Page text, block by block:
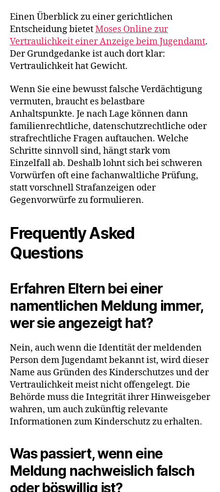
Einen Überblick zu einer gerichtlichen
Entscheidung bietetMoses Online zur
Vertraulichkeit einer Anzeige beim Jugendamt.
Der Grundgedanke ist auch dort klar:
Vertraulichkeit hat Gewicht.
Wenn Sie eine bewusst falsche Verdächtigung
vermuten, braucht es belastbare
Anhaltspunkte. Je nach Lage können dann
familienrechtliche, datenschutzrechtliche oder
strafrechtliche Fragen auftauchen. Welche
Schritte sinnvoll sind, hängt stark vom
Einzelfall ab. Deshalb lohnt sich bei schweren
Vorwürfen oft eine fachanwaltliche Prüfung,
statt vorschnell Strafanzeigen oder
Gegenvorwürfe zu formulieren.
Frequently Asked
Questions
Erfahren Eltern bei einer
namentlichen Meldung immer,
wer sie angezeigt hat?
Nein, auch wenn die Identität der meldenden
Person dem Jugendamt bekannt ist, wird dieser
Name aus Gründen des Kinderschutzes und der
Vertraulichkeit meist nicht offengelegt. Die
Behörde muss die Integrität ihrer Hinweisgeber
wahren, um auch zukünftig relevante
Informationen zum Kinderschutz zu erhalten.
Was passiert, wenn eine
Meldung nachweislich falsch
oder böswillig ist?